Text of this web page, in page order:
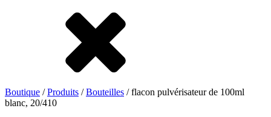
Boutique /Produits /Bouteilles / flacon pulvérisateur de 100ml
blanc, 20/410